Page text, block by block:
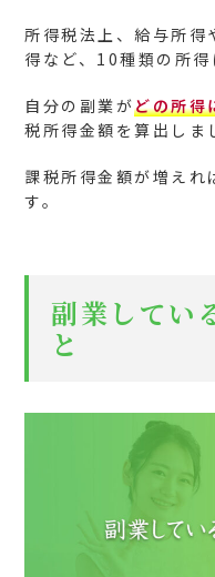
所得税法上、給与所得
得など、10種類の所得
自分の副業がどの所得
税所得金額を算出しま
課税所得金額が増えれ
す。
副業してい
と